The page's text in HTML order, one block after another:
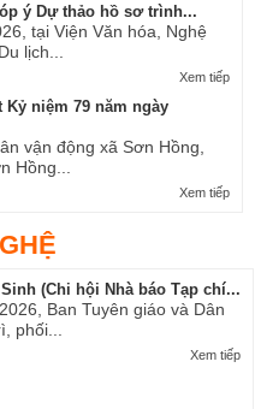
ý Dự thảo hồ sơ trình...
tại Viện Văn hóa, Nghệ
lịch...
Xem tiếp
niệm 79 năm ngày
vận động xã Sơn Hồng,
Hồng...
Xem tiếp
(Chi hội Nhà báo Tạp chí...
Ban Tuyên giáo và Dân
phối...
Xem tiếp